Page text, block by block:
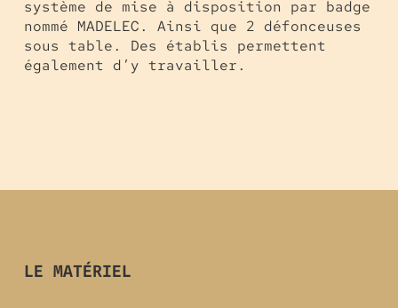
système de mise à disposition par badge
nommé MADELEC. Ainsi que 2 défonceuses
sous table. Des établis permettent
également d’y travailler.
LE MATÉRIEL